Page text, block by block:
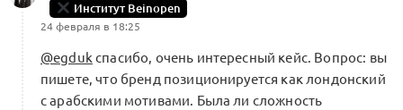
Институт Beinopen
24 февраля в 18:25
@egduk спасибо, очень интересный кейс. Вопрос: вы
пишете, что бренд позиционируется как лондонский
с арабскими мотивами. Была ли сложность